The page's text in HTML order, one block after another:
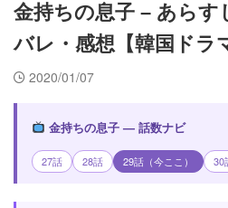
金持ちの息子 – あらす
バレ・感想【韓国ドラ
2020/01/07
金持ちの息子 — 話数ナビ
27話 28話 29話（今ここ） 30